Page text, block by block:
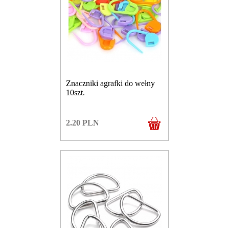
Znaczniki agrafki do wełny
10szt.
2.20 PLN